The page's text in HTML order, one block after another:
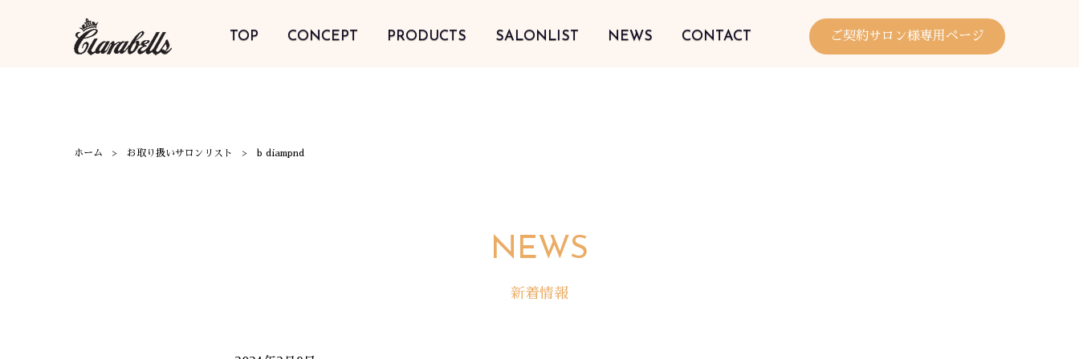
TOP CONCEPT PRODUCTS SALONLIST NEWS CONTACT ご契約サロン様専用ページ
ホーム お取り扱いサロンリスト b diampnd
NEWS
新着情報